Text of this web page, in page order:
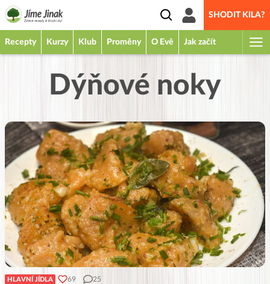
SHODIT KILA?
Recepty Kurzy Klub Proměny O Evě Jak začít
Dýňové noky
HLAVNÍ JÍDLA 69 25